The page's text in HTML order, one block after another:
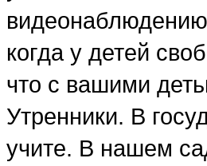
когда у детей
что с вашими
Утренники. В
учите. В нашем